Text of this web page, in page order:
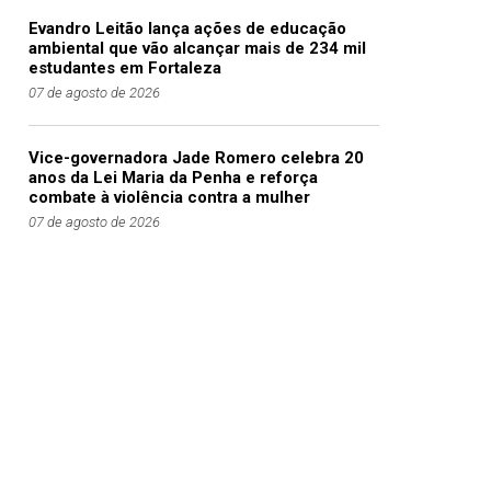
Evandro Leitão lança ações de educação
ambiental que vão alcançar mais de 234 mil
estudantes em Fortaleza
07 de agosto de 2026
Vice-governadora Jade Romero celebra 20
anos da Lei Maria da Penha e reforça
combate à violência contra a mulher
07 de agosto de 2026